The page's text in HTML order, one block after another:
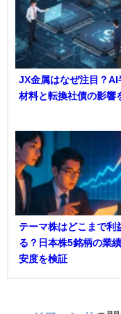
JX金属はなぜ注目？AI
材料と転換社債の影響
テーマ株はどこまで利
る？日本株5銘柄の業
安度を検証